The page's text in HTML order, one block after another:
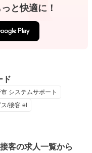
と快適に！
ド
システムサポート
/接客 el
客の求人一覧から